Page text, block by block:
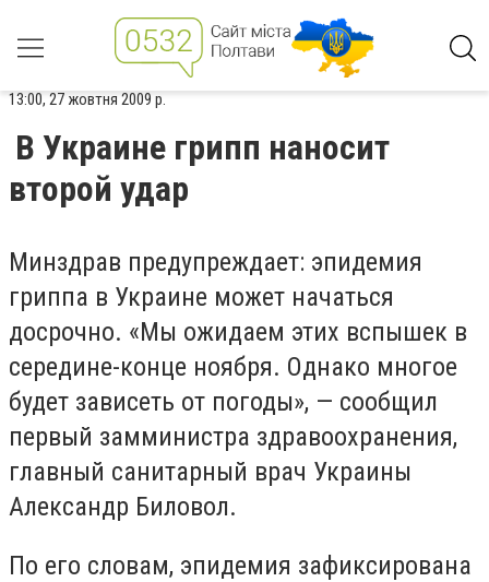
13:00, 27 жовтня 2009 р.
В Украине грипп наносит
второй удар
Минздрав предупреждает: эпидемия
гриппа в Украине может начаться
досрочно. «Мы ожидаем этих вспышек в
середине-конце ноября. Однако многое
будет зависеть от погоды», — сообщил
первый замминистра здравоохранения,
главный санитарный врач Украины
Александр Биловол.
По его словам, эпидемия зафиксирована